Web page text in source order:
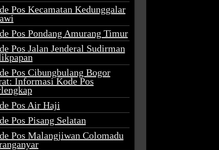
Pos Kecamatan Kedunggalar
Pos Pondang Amurang Timur
Pos Jalan Jenderal Sudirman
Pos Cibungbulang Bogor
Informasi Kode Pos
Pos Air Haji
Pos Pisang Selatan
Pos Malangjiwan Colomadu